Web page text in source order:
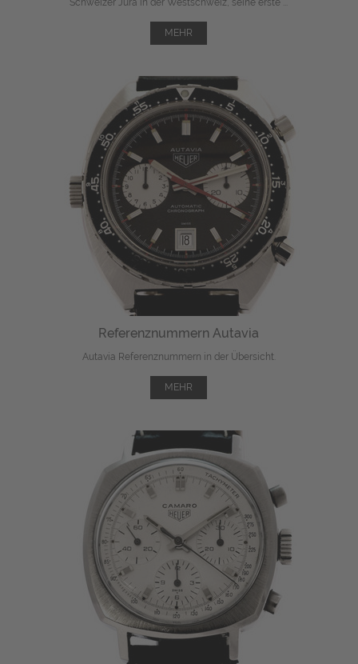
MEHR
Referenznummern Autavia
Autavia Referenznummern in der Übersicht.
MEHR